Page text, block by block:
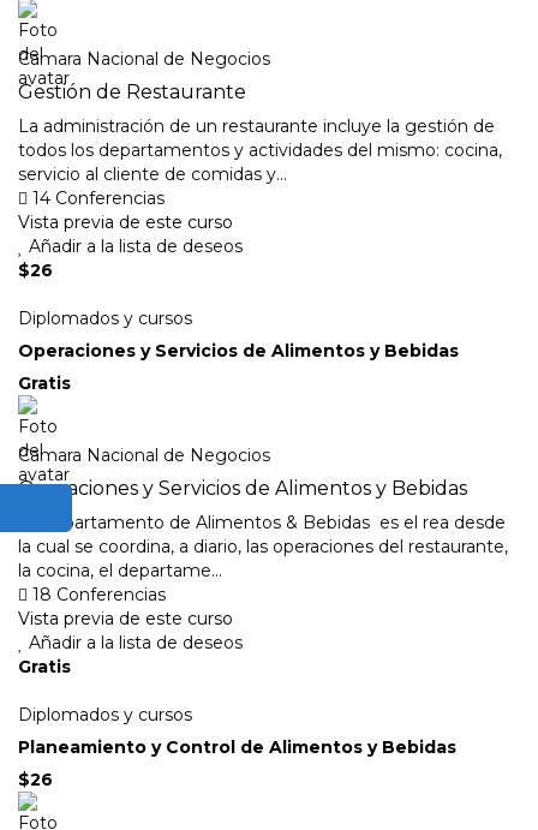
Camara Nacional de Negocios
Gestión de Restaurante
La administración de un restaurante incluye la gestión de
todos los departamentos y actividades del mismo: cocina,
servicio al cliente de comidas y...
14 Conferencias
Vista previa de este curso
Añadir a la lista de deseos
$26
Diplomados y cursos
Operaciones y Servicios de Alimentos y Bebidas
Gratis
Camara Nacional de Negocios
Operaciones y Servicios de Alimentos y Bebidas
El Departamento de Alimentos & Bebidas es el rea desde
la cual se coordina, a diario, las operaciones del restaurante,
la cocina, el departame...
18 Conferencias
Vista previa de este curso
Añadir a la lista de deseos
Gratis
Diplomados y cursos
Planeamiento y Control de Alimentos y Bebidas
$26